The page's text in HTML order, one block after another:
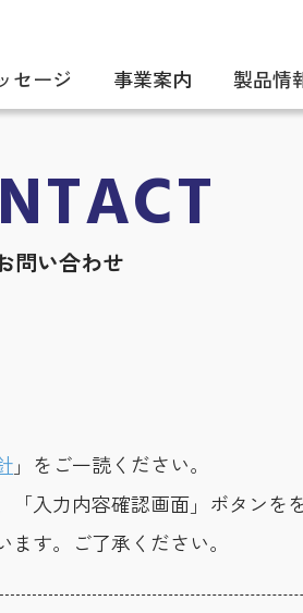
セージ 事業案内 製品情
問い合わせ
」をご一読ください。
入力内容確認画面」ボタンを
す。ご了承ください。